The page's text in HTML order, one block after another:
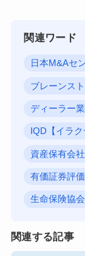
関連ワード
日本M&Aセ
ブレーンス
ディーラー
IQD【イラク
資産保有会
有価証券評
生命保険協会
関連する記事